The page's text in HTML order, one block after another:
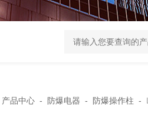
防水防腐检修插座箱 4
产品中心 - 防爆电器 - 防爆操作柱 -